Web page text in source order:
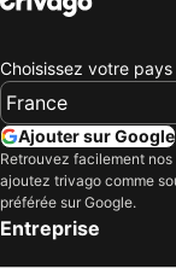
Perdaxius, hôtels
Santadi, hôtels
Musei, hôtels
Decimoputzu, hôtels
Choisissez votre pays
Ajouter sur Google
Retrouvez facilement nos
ajoutez trivago comme
préférée sur Google.
Entreprise